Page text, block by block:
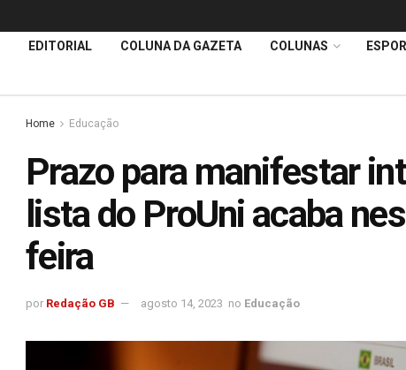
EDITORIAL COLUNA DA GAZETA COLUNAS
Home Educação
Prazo para manifestar
lista do ProUni acaba
feira
por Redação GB agosto 14, 2023 no Educação